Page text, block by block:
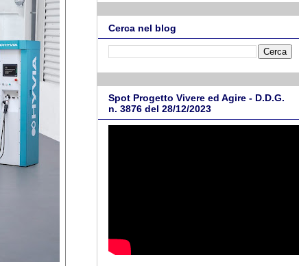
Cerca nel blog
Spot Progetto Vivere ed Agire - D.D.G.
n. 3876 del 28/12/2023